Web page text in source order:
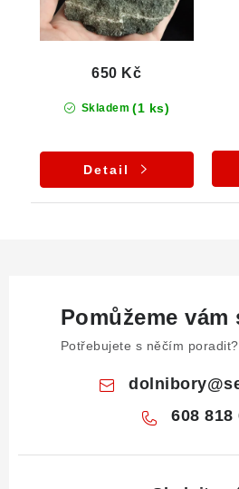
Skladem (1 ks)
650 Kč
Detail
Pomůžeme vám
Potřebujete s něčím
dolnibory@
608 818